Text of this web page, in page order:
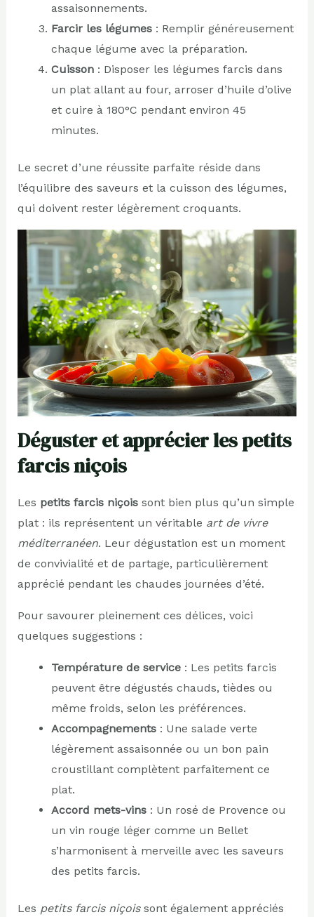
assaisonnements.
Farcir les légumes: Remplir généreusement
chaque légume avec la préparation.
Cuisson: Disposer les légumes farcis dans
un plat allant au four, arroser d’huile d’olive
et cuire à 180°C pendant environ 45
minutes.
Le secret d’une réussite parfaite réside dans
l’équilibre des saveurs et la cuisson des légumes,
qui doivent rester légèrement croquants.
Déguster et apprécier les petits
farcis niçois
Les petits farcis niçoissont bien plus qu’un simple
plat : ils représentent un véritable art de vivre
méditerranéen. Leur dégustation est un moment
de convivialité et de partage, particulièrement
apprécié pendant les chaudes journées d’été.
Pour savourer pleinement ces délices, voici
quelques suggestions :
Température de service: Les petits farcis
peuvent être dégustés chauds, tièdes ou
même froids, selon les préférences.
Accompagnements: Une salade verte
légèrement assaisonnée ou un bon pain
croustillant complètent parfaitement ce
plat.
Accord mets-vins: Un rosé de Provence ou
un vin rouge léger comme un Bellet
s’harmonisent à merveille avec les saveurs
des petits farcis.
Les petits farcis niçoissont également appréciés